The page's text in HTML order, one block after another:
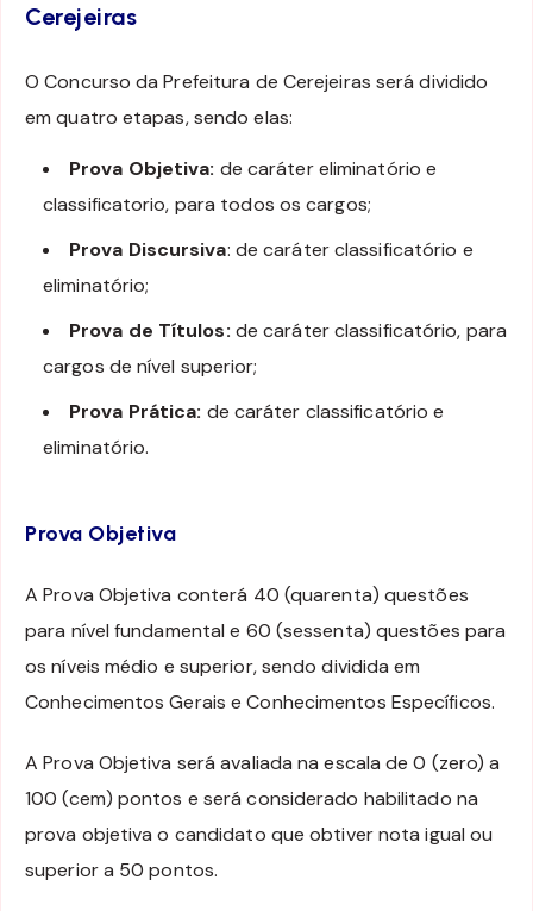
Cerejeiras
O Concurso da Prefeitura de Cerejeiras será dividido
em quatro etapas, sendo elas:
Prova Objetiva: de caráter eliminatório e
classificatorio, para todos os cargos;
Prova Discursiva: de caráter classificatório e
eliminatório;
Prova de Títulos: de caráter classificatório, para
cargos de nível superior;
Prova Prática: de caráter classificatório e
eliminatório.
Prova Objetiva
A Prova Objetiva conterá 40 (quarenta) questões
para nível fundamental e 60 (sessenta) questões para
os níveis médio e superior, sendo dividida em
Conhecimentos Gerais e Conhecimentos Específicos.
A Prova Objetiva será avaliada na escala de 0 (zero) a
100 (cem) pontos e será considerado habilitado na
prova objetiva o candidato que obtiver nota igual ou
superior a 50 pontos.